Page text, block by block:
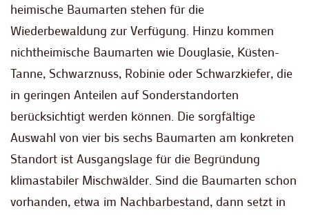
heimische Baumarten stehen für die
Wiederbewaldung zur Verfügung. Hinzu kommen
nichtheimische Baumarten wie Douglasie, Küsten-
Tanne, Schwarznuss, Robinie oder Schwarzkiefer, die
in geringen Anteilen auf Sonderstandorten
berücksichtigt werden können. Die sorgfältige
Auswahl von vier bis sechs Baumarten am konkreten
Standort ist Ausgangslage für die Begründung
klimastabiler Mischwälder. Sind die Baumarten schon
vorhanden, etwa im Nachbarbestand, dann setzt in